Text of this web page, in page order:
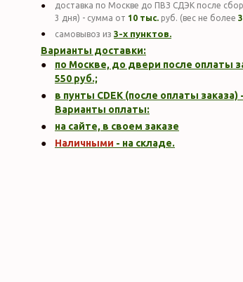
доставка по Москве до ПВЗ СДЭК после
3 дня) - сумма от 10 тыс. руб. (вес не более
самовывоз из 3-х пунктов.
Варианты доставки:
по Москве, до двери после оплаты
550 руб.;
в пунты CDEK (после оплаты заказа)
Варианты оплаты:
на сайте, в своем заказе
Наличными - на складе.